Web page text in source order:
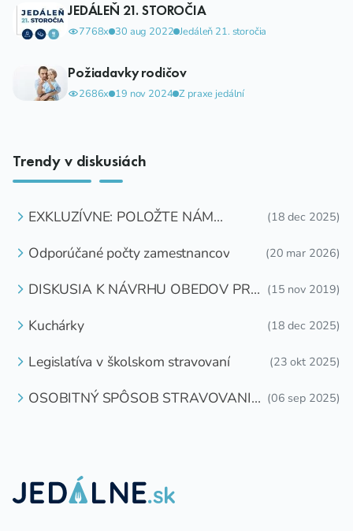
JEDÁLEŇ 21. STOROČIA
7768x 30 aug 2022 Jedáleň 21. storočia
Požiadavky rodičov
2686x 19 nov 2024 Z praxe jedální
Trendy v diskusiách
EXKLUZÍVNE: POLOŽTE NÁM
(18 dec 2025)
Odporúčané počty zamestnancov (20 mar 2026)
DISKUSIA K NÁVRHU OBEDOV PRE
(15 nov 2019)
Kuchárky (18 dec 2025)
Legislatíva v školskom stravovaní (23 okt 2025)
OSOBITNÝ SPÔSOB STRAVOVANIA (06 sep 2025)